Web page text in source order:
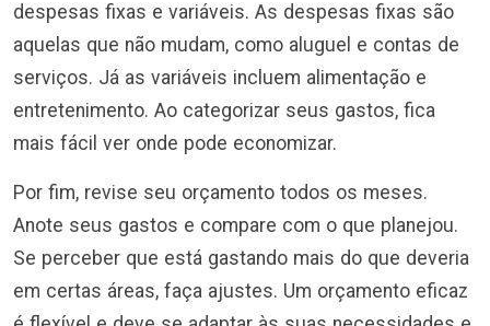
despesas fixas e variáveis. As despesas fixas são
aquelas que não mudam, como aluguel e contas de
serviços. Já as variáveis incluem alimentação e
entretenimento. Ao categorizar seus gastos, fica
mais fácil ver onde pode economizar.
Por fim, revise seu orçamento todos os meses.
Anote seus gastos e compare com o que planejou.
Se perceber que está gastando mais do que deveria
em certas áreas, faça ajustes. Um orçamento eficaz